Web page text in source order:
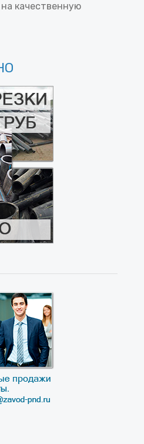
качественную